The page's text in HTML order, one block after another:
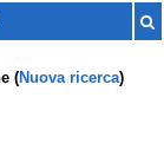
(Nuova ricerca)